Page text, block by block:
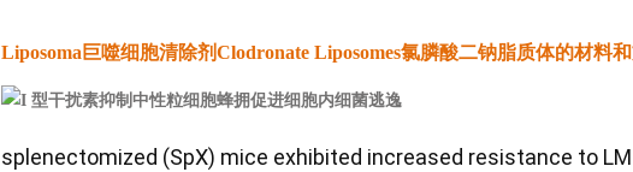
Liposoma巨噬细胞清除剂Clodronate Liposomes氯膦酸二钠脂质体的材料和
splenectomized (SpX) mice exhibited increased resistance to